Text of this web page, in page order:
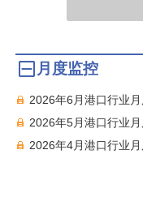
月度监控
2026年6月港口行业
2026年5月港口行业
2026年4月港口行业